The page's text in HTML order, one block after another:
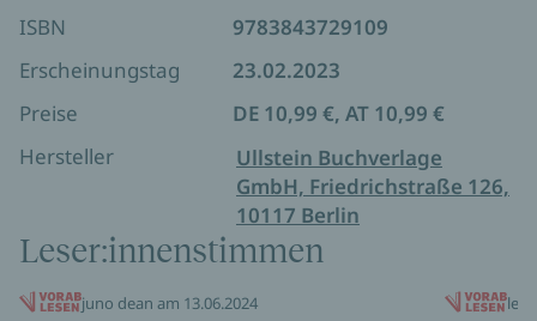
nutzen wüsste.
ISBN
9783843729109
Erscheinungstag
23.02.2023
Preise
DE 10,99 €, AT 10,99 €
Hersteller
Ullstein Buchverlage
GmbH, Friedrichstraße 126,
10117 Berlin
Leser:innenstimmen
juno dean am 13.06.2024